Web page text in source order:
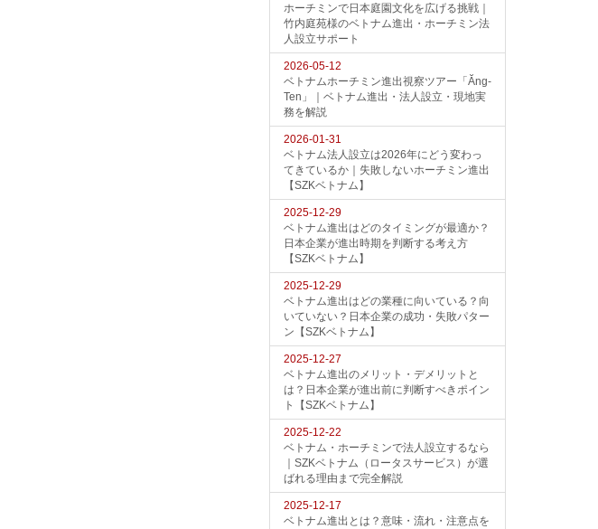
ホーチミンで日本庭園文化を広げる挑戦｜
竹内庭苑様のベトナム進出・ホーチミン法
人設立サポート
2026-05-12
ベトナムホーチミン進出視察ツアー「Ăng-
Ten」｜ベトナム進出・法人設立・現地実
務を解説
2026-01-31
ベトナム法人設立は2026年にどう変わっ
てきているか｜失敗しないホーチミン進出
【SZKベトナム】
2025-12-29
ベトナム進出はどのタイミングが最適か？
日本企業が進出時期を判断する考え方
【SZKベトナム】
2025-12-29
ベトナム進出はどの業種に向いている？向
いていない？日本企業の成功・失敗パター
ン【SZKベトナム】
2025-12-27
ベトナム進出のメリット・デメリットと
は？日本企業が進出前に判断すべきポイン
ト【SZKベトナム】
2025-12-22
ベトナム・ホーチミンで法人設立するなら
｜SZKベトナム（ロータスサービス）が選
ばれる理由まで完全解説
2025-12-17
ベトナム進出とは？意味・流れ・注意点を